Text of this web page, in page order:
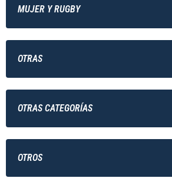
MUJER Y RUGBY
OTRAS
OTRAS CATEGORÍAS
OTROS